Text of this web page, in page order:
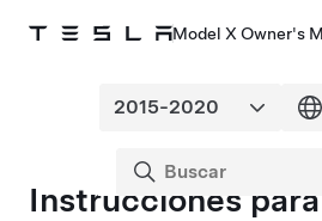
Model X Owner's
Instrucciones